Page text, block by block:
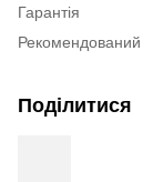
Гарантія
Рекомендований
Поділитися